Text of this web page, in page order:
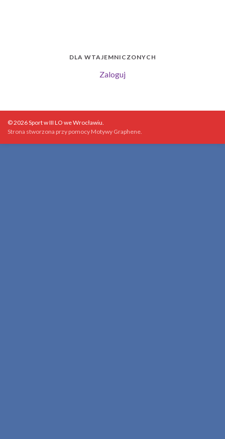
DLA WTAJEMNICZONYCH
Zaloguj
© 2026 Sport w III LO we Wrocławiu.
Strona stworzona przy pomocy Motywy Graphene.